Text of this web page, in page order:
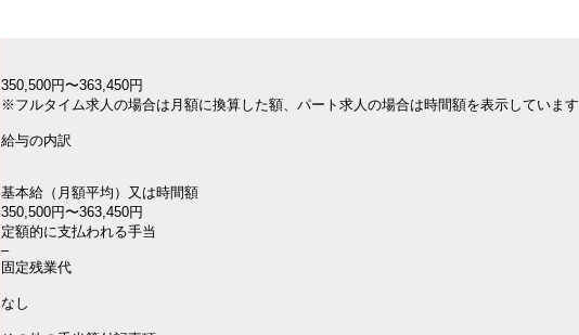
350,500円〜363,450円
※フルタイム求人の場合は月額に換算した額、パート求人の場合は時間額を表示しています
給与の内訳
基本給（月額平均）又は時間額
350,500円〜363,450円
定額的に支払われる手当
–
固定残業代
なし